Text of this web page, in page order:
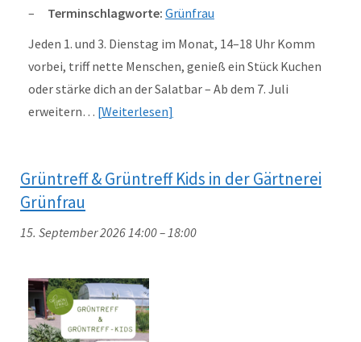
Terminschlagworte: Grünfrau
Jeden 1. und 3. Dienstag im Monat, 14–18 Uhr Komm
vorbei, triff nette Menschen, genieß ein Stück Kuchen
oder stärke dich an der Salatbar – Ab dem 7. Juli
erweitern… Weiterlesen
Grüntreff & Grüntreff Kids in der Gärtnerei
Grünfrau
15. September 2026 14:00–18:00